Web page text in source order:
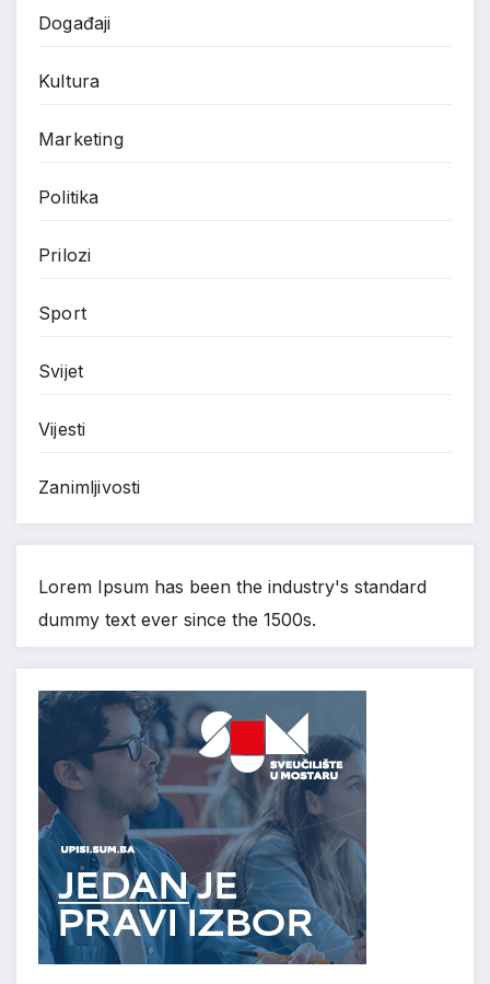
Događaji
Kultura
Marketing
Politika
Prilozi
Sport
Svijet
Vijesti
Zanimljivosti
Lorem Ipsum has been the industry's standard
dummy text ever since the 1500s.